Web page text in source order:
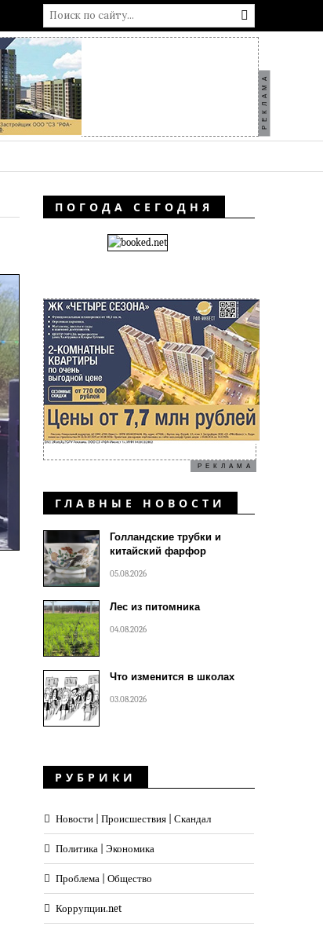
РЕКЛАМА
ПОГОДА СЕГОДНЯ
РЕКЛАМА
ГЛАВНЫЕ НОВОСТИ
Голландские трубки и
китайский фарфор
05.08.2026
Лес из питомника
04.08.2026
Что изменится в школах
03.08.2026
РУБРИКИ
Новости | Происшествия | Скандал
Политика | Экономика
Проблема | Общество
Коррупции.net